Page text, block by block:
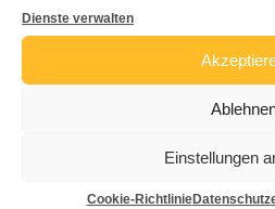
Dienste verwalten
Einstellungen
Cookie-Richtlinie